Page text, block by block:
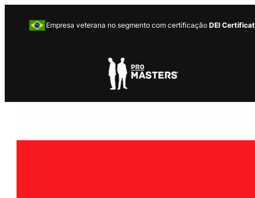
Empresa veterana no segmento com certificação DEI